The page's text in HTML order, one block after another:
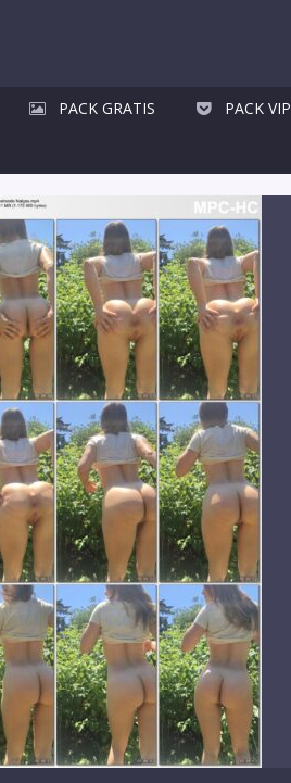
PACK GRATIS PACK VIP